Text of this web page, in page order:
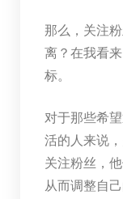
那么，关注
离？在我看
标。
对于那些希
活的人来说
关注粉丝，
从而调整自